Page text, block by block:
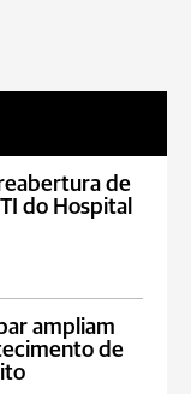
de
do Hospital
ampliam
de